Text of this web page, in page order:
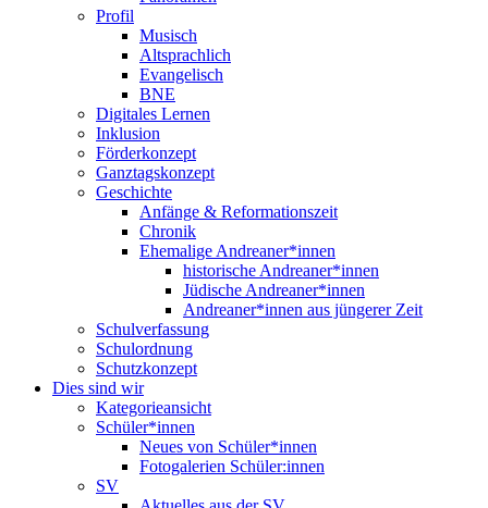
Profil
Musisch
Altsprachlich
Evangelisch
BNE
Digitales Lernen
Inklusion
Förderkonzept
Ganztagskonzept
Geschichte
Anfänge & Reformationszeit
Chronik
Ehemalige Andreaner*innen
historische Andreaner*innen
Jüdische Andreaner*innen
Andreaner*innen aus jüngerer Zeit
Schulverfassung
Schulordnung
Schutzkonzept
Dies sind wir
Kategorieansicht
Schüler*innen
Neues von Schüler*innen
Fotogalerien Schüler:innen
SV